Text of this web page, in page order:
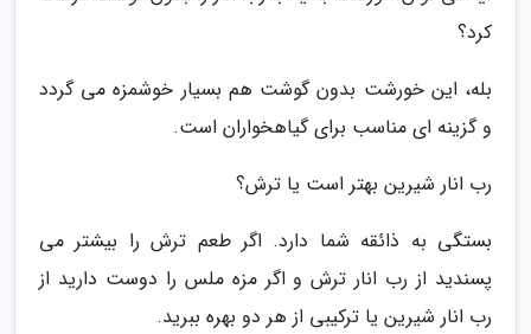
کرد؟
بله، این خورشت بدون گوشت هم بسیار خوشمزه می گردد
و گزینه ای مناسب برای گیاهخواران است.
رب انار شیرین بهتر است یا ترش؟
بستگی به ذائقه شما دارد. اگر طعم ترش را بیشتر می
پسندید از رب انار ترش و اگر مزه ملس را دوست دارید از
رب انار شیرین یا ترکیبی از هر دو بهره ببرید.